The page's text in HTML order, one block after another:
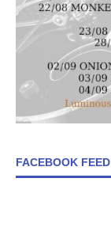
FACEBOOK FEED